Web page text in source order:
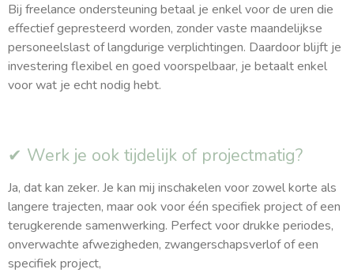
Bij freelance ondersteuning betaal je enkel voor de uren die
effectief gepresteerd worden, zonder vaste maandelijkse
personeelslast of langdurige verplichtingen. Daardoor blijft je
investering flexibel en goed voorspelbaar, je betaalt enkel
voor wat je echt nodig hebt.
✔ Werk je ook tijdelijk of projectmatig?
Ja, dat kan zeker. Je kan mij inschakelen voor zowel korte als
langere trajecten, maar ook voor één specifiek project of een
terugkerende samenwerking. Perfect voor drukke periodes,
onverwachte afwezigheden, zwangerschapsverlof of een
specifiek project,